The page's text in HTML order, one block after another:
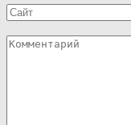
Сайт
Комментарий